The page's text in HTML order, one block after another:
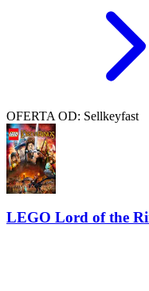
OFERTA OD: Sellkeyfast
LEGO Lord of the